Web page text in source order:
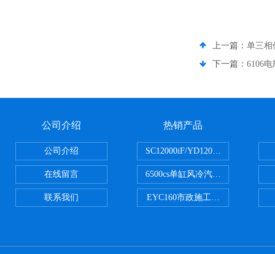
上一篇： 单三相
下一篇： 6106
公司介绍
公司介绍
在线留言
联系我们
热销产品
SC12000iF/YD12000大疆T30用
6500cs单缸风冷汽油发电机小型
EYC160市政施工用路面切割机配